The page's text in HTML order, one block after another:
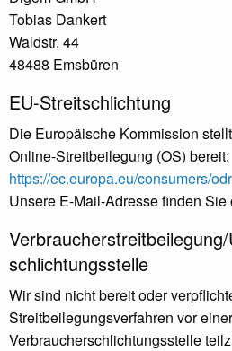
Tobias Dankert
Waldstr. 44
48488 Emsbüren
EU-Streitschlichtung
Die Europäische Kommission
Online-Streitbeilegung (OS) bereit:
https://ec.europa.eu/consumers/odr
Unsere E-Mail-Adresse finden Sie
schlichtungs­stelle
Wir sind nicht bereit oder
Streitbeilegungsverfahren vor einer
Verbraucherschlichtungsstelle